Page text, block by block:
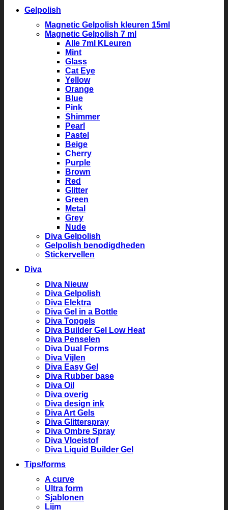
Gelpolish
Magnetic Gelpolish kleuren 15ml
Magnetic Gelpolish 7 ml
Alle 7ml KLeuren
Mint
Glass
Cat Eye
Yellow
Orange
Blue
Pink
Shimmer
Pearl
Pastel
Beige
Cherry
Purple
Brown
Red
Glitter
Green
Metal
Grey
Nude
Diva Gelpolish
Gelpolish benodigdheden
Stickervellen
Diva
Diva Nieuw
Diva Gelpolish
Diva Elektra
Diva Gel in a Bottle
Diva Topgels
Diva Builder Gel Low Heat
Diva Penselen
Diva Dual Forms
Diva Vijlen
Diva Easy Gel
Diva Rubber base
Diva Oil
Diva overig
Diva design ink
Diva Art Gels
Diva Glitterspray
Diva Ombre Spray
Diva Vloeistof
Diva Liquid Builder Gel
Tips/forms
A curve
Ultra form
Sjablonen
Lijm